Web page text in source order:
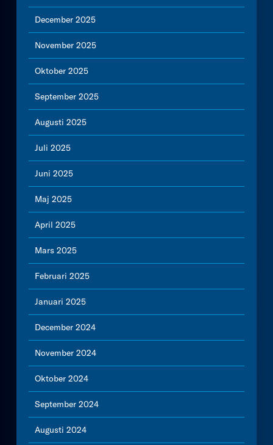
December 2025
November 2025
Oktober 2025
September 2025
Augusti 2025
Juli 2025
Juni 2025
Maj 2025
April 2025
Mars 2025
Februari 2025
Januari 2025
December 2024
November 2024
Oktober 2024
September 2024
Augusti 2024